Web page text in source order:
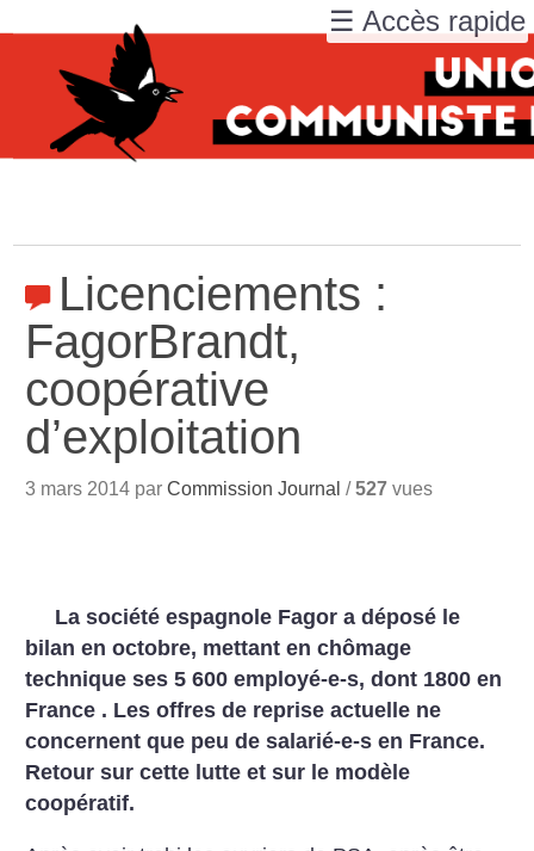
Licenciements :
FagorBrandt,
coopérative
d’exploitation
3 mars 2014 parCommission Journal /527 vues
La société espagnole Fagor a déposé le
bilan en octobre, mettant en chômage
technique ses 5 600 employé-e-s, dont 1800 en
France . Les offres de reprise actuelle ne
concernent que peu de salarié-e-s en France.
Retour sur cette lutte et sur le modèle
coopératif.
☰ Accès rapide